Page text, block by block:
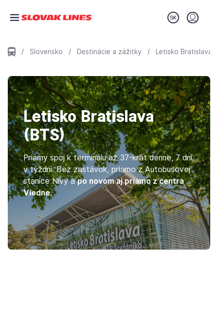
/ Slovensko / Destinácie a zážitky / Letisko Bratislava
Letisko Bratislava
(BTS)
Priamy spoj k terminálu až 37-krát denne, 7 dní
v týždni. Bez zastávok, priamo z Autobusovej
stanice Nivy apo novom aj priamo z centra
Viedne.